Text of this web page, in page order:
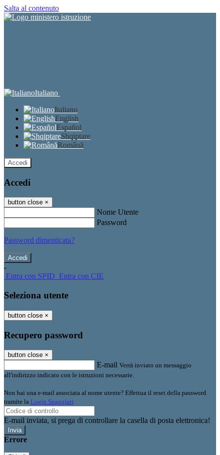
Salta al contenuto
Italiano
Italiano
English
Español
Shqiptare
Română
Accedi
Accedi
button close ×
Nome Utente
Password
Password dimenticata?
-
Entra con SPID Entra con CIE
Seleziona utente
button close ×
Recupero password
button close ×
E-mail Verrà inviato un messaggio
all'indirizzo indicato con le istruzioni necessarie.
Non hai una e-mail associata al nome utente? Effettua il reset della password
tramite la Login Spaggiari
E-mail inviata, si prega di controllare la casella di posta elettronica!
Errore